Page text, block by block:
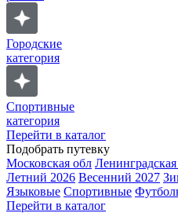
Городские
категория
Спортивные
категория
Перейти в каталог
Подобрать путевку
Московская обл
Летний 2026 Весенний 2027
Языковые Спортивные
Перейти в каталог